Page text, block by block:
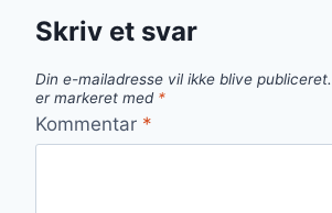
Skriv et svar
Din e-mailadresse vil ikke blive publiceret.
er markeret med *
Kommentar *